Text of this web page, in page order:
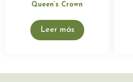
Queen’s Crown
Leer más